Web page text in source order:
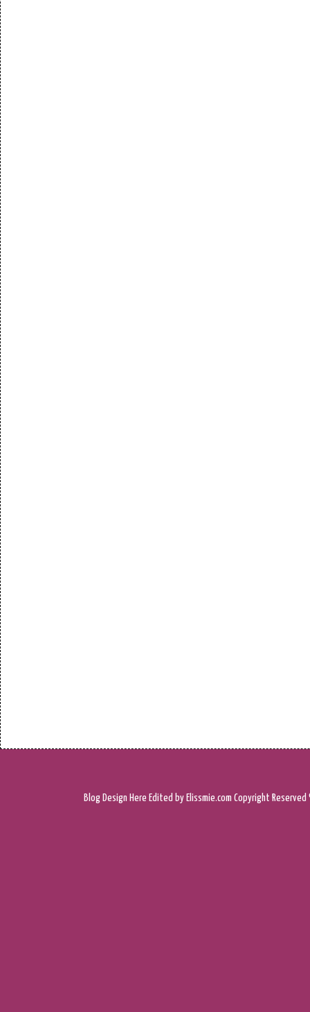
Blog Design Here Edited by Elissmie.com Copyright Reserved